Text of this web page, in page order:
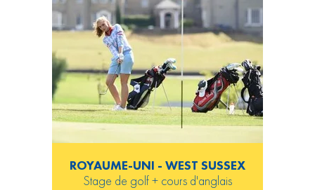
ROYAUME-UNI - WEST SUSSEX
Stage de golf + cours d'anglais